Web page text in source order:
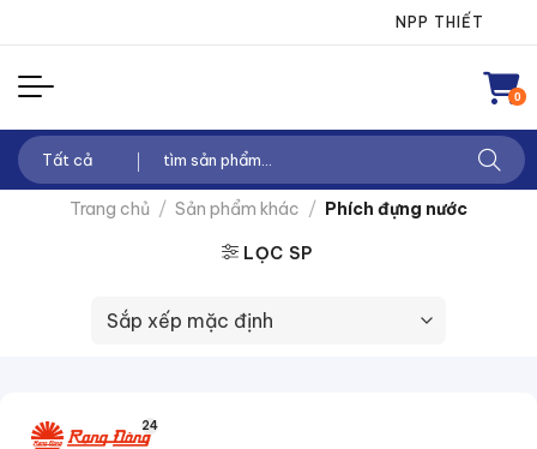
nội
dung
NPP THIẾT BỊ ĐIỆN
0
Tìm
kiếm:
Trang chủ / Sản phẩm khác / Phích đựng nước
LỌC SP
24